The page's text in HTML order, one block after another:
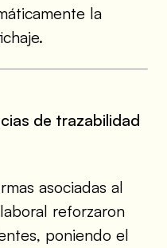
la
de trazabilidad
asociadas al
reforzaron
poniendo el